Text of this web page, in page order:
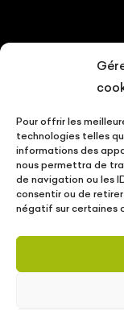
Pour offrir les
technologies telles
informations des
nous permettra de
de navigation ou les
consentir ou de
négatif sur certaines
31470